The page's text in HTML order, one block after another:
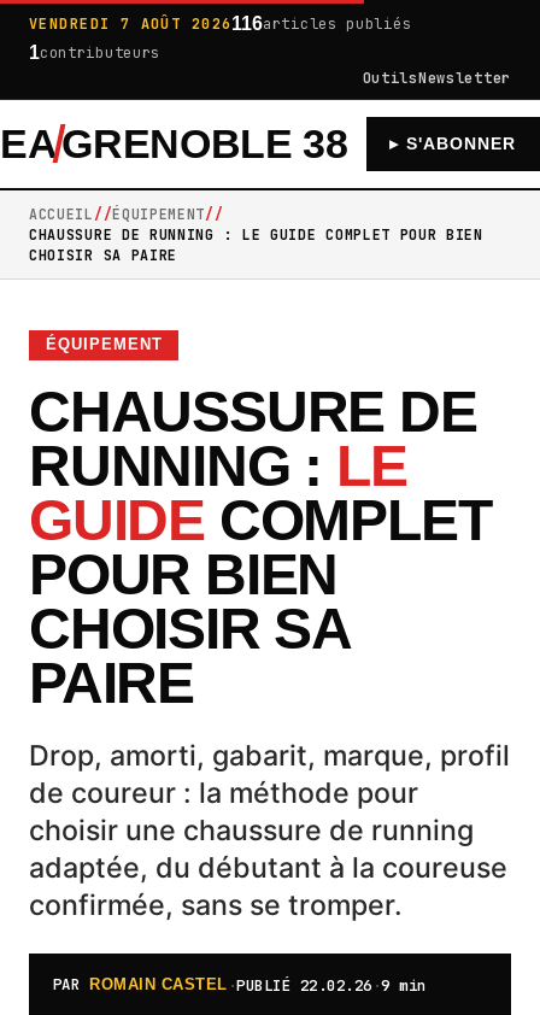
VENDREDI 7 AOÛT 2026116articles publiés
1contributeurs
OutilsNewsletter
EAGRENOBLE 38 À LA UNE
▸ S'ABONNER
ACCUEIL
ÉQUIPEMENT
CHAUSSURE DE RUNNING : LE GUIDE COMPLET POUR BIEN
CHOISIR SA PAIRE
ÉQUIPEMENT
CHAUSSURE DE
RUNNING : LE
GUIDE COMPLET
POUR BIEN
CHOISIR SA
PAIRE
Drop, amorti, gabarit, marque, profil
de coureur : la méthode pour
choisir une chaussure de running
adaptée, du débutant à la coureuse
confirmée, sans se tromper.
PAR ROMAIN CASTEL ·PUBLIÉ 22.02.26 ·9 min